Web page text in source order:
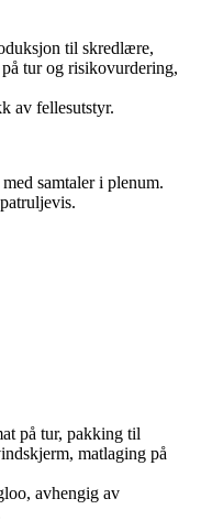
til skredlære,
tur og risikovurdering,
av fellesutstyr.
samtaler i plenum.
på tur, pakking til
matlaging på
avhengig av